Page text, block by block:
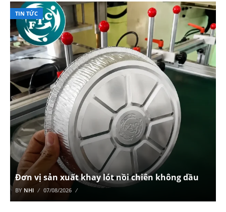
TIN TỨC
Đơn vị sản xuất khay lót nồi chiên không dầu
BY NHI 07/08/2026